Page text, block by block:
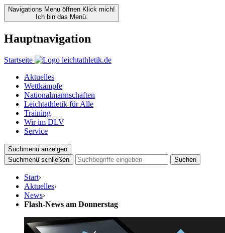
Navigations Menu öffnen Klick mich!
Ich bin das Menü.
Hauptnavigation
Startseite
Aktuelles
Wettkämpfe
Nationalmannschaften
Leichtathletik für Alle
Training
Wir im DLV
Service
Suchmenü anzeigen
Suchmenü schließen
Suchen
Start›
Aktuelles›
News›
Flash-News am Donnerstag